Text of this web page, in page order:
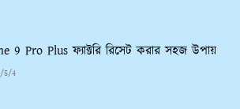
9 Pro Plus ফ্যাক্টরি রিসেট করার সহজ উপায়
5/4